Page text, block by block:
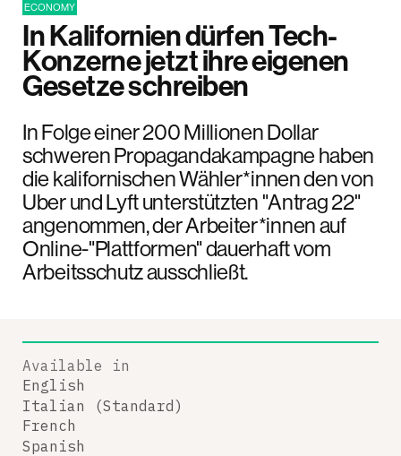
ECONOMY
In Kalifornien dürfen Tech-
Konzerne jetzt ihre eigenen
Gesetze schreiben
In Folge einer 200 Millionen Dollar
schweren Propagandakampagne haben
die kalifornischen Wähler*innen den von
Uber und Lyft unterstützten "Antrag 22"
angenommen, der Arbeiter*innen auf
Online-"Plattformen" dauerhaft vom
Arbeitsschutz ausschließt.
Available in
English
Italian (Standard)
French
Spanish